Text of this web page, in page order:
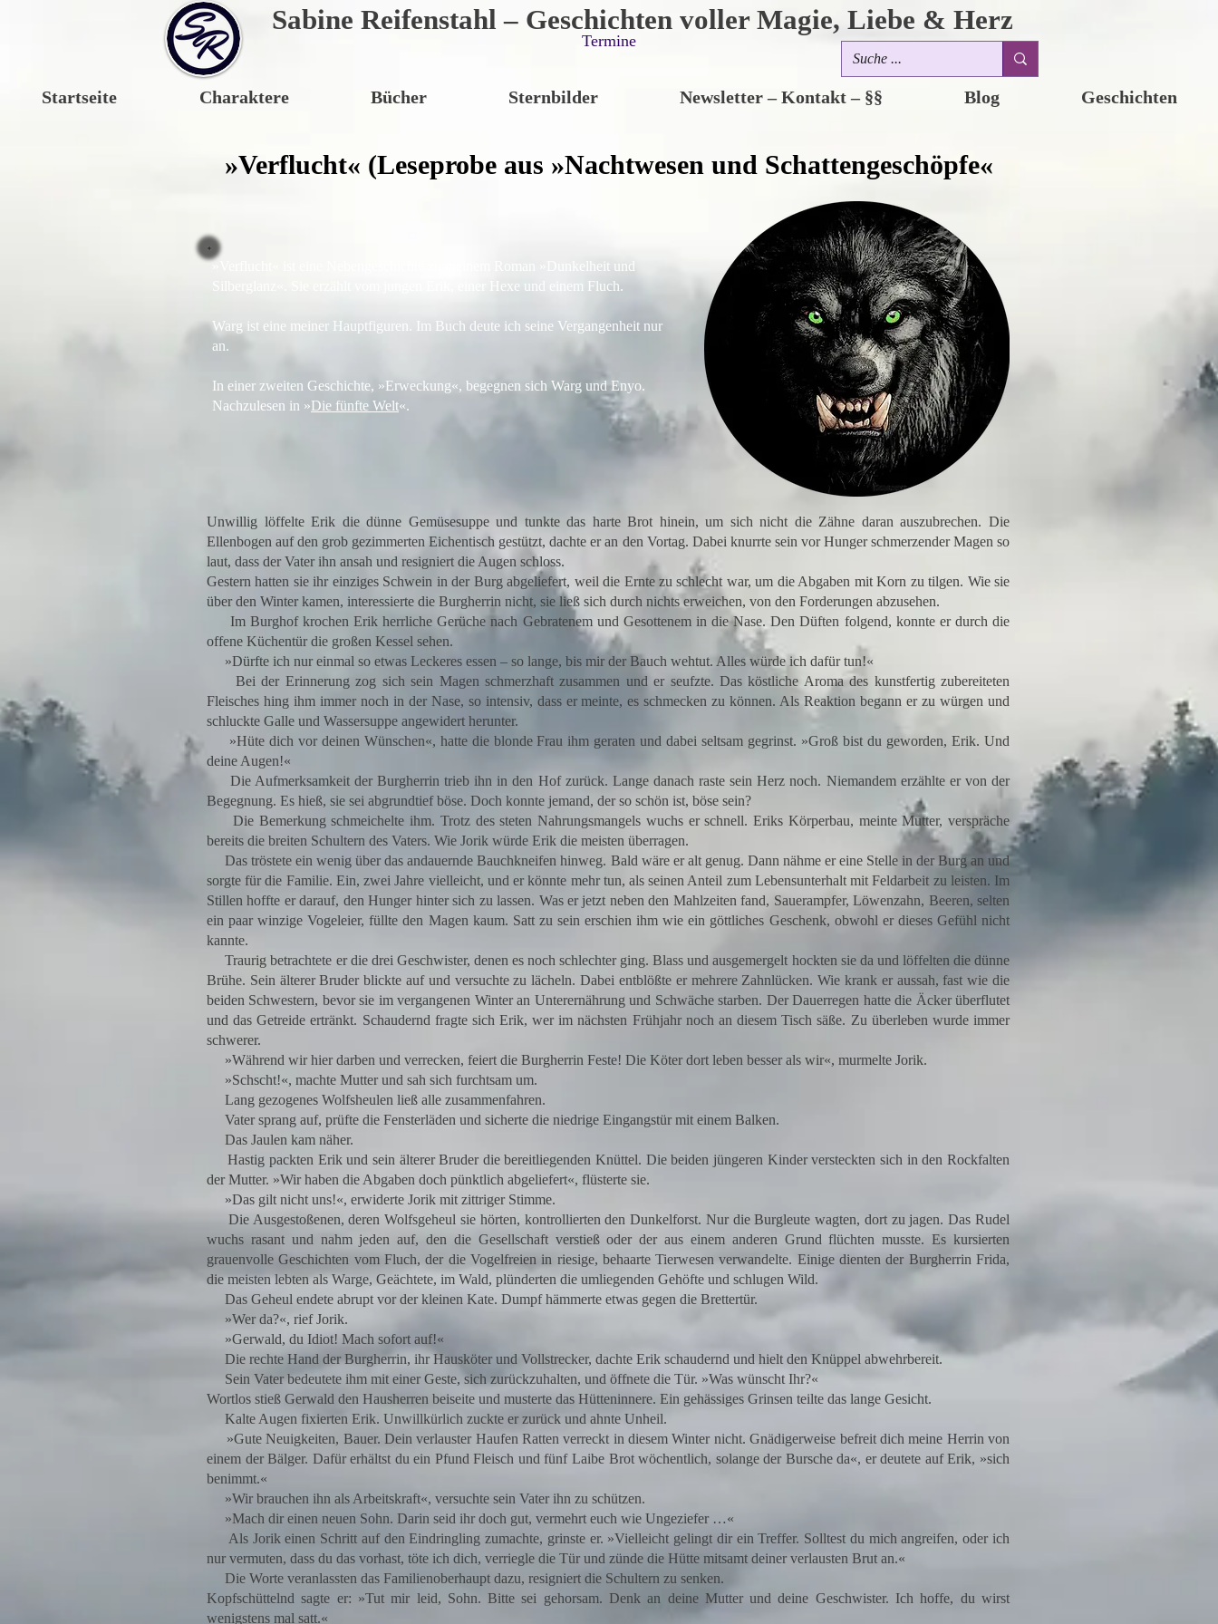
Sabine Reifenstahl – Geschichten voller Magie, Liebe & Herz
Termine
Startseite Charaktere Bücher Sternbilder Newsletter – Kontakt – §§ Blog Geschichten
»Verflucht« (Leseprobe aus »Nachtwesen und Schattengeschöpfe«
»Verflucht« ist eine Nebengeschichte zu meinem Roman »Dunkelheit und
Silberglanz«. Sie erzählt vom jungen Erik, einer Hexe und einem Fluch.
Warg ist eine meiner Hauptfiguren. Im Buch deute ich seine Vergangenheit nur
an.
In einer zweiten Geschichte, »Erweckung«, begegnen sich Warg und Enyo.
Nachzulesen in »Die fünfte Welt«.
Unwillig löffelte Erik die dünne Gemüsesuppe und tunkte das harte Brot hinein, um sich nicht die Zähne daran auszubrechen. Die
Ellenbogen auf den grob gezimmerten Eichentisch gestützt, dachte er an den Vortag. Dabei knurrte sein vor Hunger schmerzender Magen so
laut, dass der Vater ihn ansah und resigniert die Augen schloss.
Gestern hatten sie ihr einziges Schwein in der Burg abgeliefert, weil die Ernte zu schlecht war, um die Abgaben mit Korn zu tilgen. Wie sie
über den Winter kamen, interessierte die Burgherrin nicht, sie ließ sich durch nichts erweichen, von den Forderungen abzusehen.
Im Burghof krochen Erik herrliche Gerüche nach Gebratenem und Gesottenem in die Nase. Den Düften folgend, konnte er durch die
offene Küchentür die großen Kessel sehen.
»Dürfte ich nur einmal so etwas Leckeres essen – so lange, bis mir der Bauch wehtut. Alles würde ich dafür tun!«
Bei der Erinnerung zog sich sein Magen schmerzhaft zusammen und er seufzte. Das köstliche Aroma des kunstfertig zubereiteten
Fleisches hing ihm immer noch in der Nase, so intensiv, dass er meinte, es schmecken zu können. Als Reaktion begann er zu würgen und
schluckte Galle und Wassersuppe angewidert herunter.
»Hüte dich vor deinen Wünschen«, hatte die blonde Frau ihm geraten und dabei seltsam gegrinst. »Groß bist du geworden, Erik. Und
deine Augen!«
Die Aufmerksamkeit der Burgherrin trieb ihn in den Hof zurück. Lange danach raste sein Herz noch. Niemandem erzählte er von der
Begegnung. Es hieß, sie sei abgrundtief böse. Doch konnte jemand, der so schön ist, böse sein?
Die Bemerkung schmeichelte ihm. Trotz des steten Nahrungsmangels wuchs er schnell. Eriks Körperbau, meinte Mutter, verspräche
bereits die breiten Schultern des Vaters. Wie Jorik würde Erik die meisten überragen.
Das tröstete ein wenig über das andauernde Bauchkneifen hinweg. Bald wäre er alt genug. Dann nähme er eine Stelle in der Burg an und
sorgte für die Familie. Ein, zwei Jahre vielleicht, und er könnte mehr tun, als seinen Anteil zum Lebensunterhalt mit Feldarbeit zu leisten. Im
Stillen hoffte er darauf, den Hunger hinter sich zu lassen. Was er jetzt neben den Mahlzeiten fand, Sauerampfer, Löwenzahn, Beeren, selten
ein paar winzige Vogeleier, füllte den Magen kaum. Satt zu sein erschien ihm wie ein göttliches Geschenk, obwohl er dieses Gefühl nicht
kannte.
Traurig betrachtete er die drei Geschwister, denen es noch schlechter ging. Blass und ausgemergelt hockten sie da und löffelten die dünne
Brühe. Sein älterer Bruder blickte auf und versuchte zu lächeln. Dabei entblößte er mehrere Zahnlücken. Wie krank er aussah, fast wie die
beiden Schwestern, bevor sie im vergangenen Winter an Unterernährung und Schwäche starben. Der Dauerregen hatte die Äcker überflutet
und das Getreide ertränkt. Schaudernd fragte sich Erik, wer im nächsten Frühjahr noch an diesem Tisch säße. Zu überleben wurde immer
schwerer.
»Während wir hier darben und verrecken, feiert die Burgherrin Feste! Die Köter dort leben besser als wir«, murmelte Jorik.
»Schscht!«, machte Mutter und sah sich furchtsam um.
Lang gezogenes Wolfsheulen ließ alle zusammenfahren.
Vater sprang auf, prüfte die Fensterläden und sicherte die niedrige Eingangstür mit einem Balken.
Das Jaulen kam näher.
Hastig packten Erik und sein älterer Bruder die bereitliegenden Knüttel. Die beiden jüngeren Kinder versteckten sich in den Rockfalten
der Mutter. »Wir haben die Abgaben doch pünktlich abgeliefert«, flüsterte sie.
»Das gilt nicht uns!«, erwiderte Jorik mit zittriger Stimme.
Die Ausgestoßenen, deren Wolfsgeheul sie hörten, kontrollierten den Dunkelforst. Nur die Burgleute wagten, dort zu jagen. Das Rudel
wuchs rasant und nahm jeden auf, den die Gesellschaft verstieß oder der aus einem anderen Grund flüchten musste. Es kursierten
grauenvolle Geschichten vom Fluch, der die Vogelfreien in riesige, behaarte Tierwesen verwandelte. Einige dienten der Burgherrin Frida,
die meisten lebten als Warge, Geächtete, im Wald, plünderten die umliegenden Gehöfte und schlugen Wild.
Das Geheul endete abrupt vor der kleinen Kate. Dumpf hämmerte etwas gegen die Brettertür.
»Wer da?«, rief Jorik.
»Gerwald, du Idiot! Mach sofort auf!«
Die rechte Hand der Burgherrin, ihr Hausköter und Vollstrecker, dachte Erik schaudernd und hielt den Knüppel abwehrbereit.
Sein Vater bedeutete ihm mit einer Geste, sich zurückzuhalten, und öffnete die Tür. »Was wünscht Ihr?«
Wortlos stieß Gerwald den Hausherren beiseite und musterte das Hütteninnere. Ein gehässiges Grinsen teilte das lange Gesicht.
Kalte Augen fixierten Erik. Unwillkürlich zuckte er zurück und ahnte Unheil.
»Gute Neuigkeiten, Bauer. Dein verlauster Haufen Ratten verreckt in diesem Winter nicht. Gnädigerweise befreit dich meine Herrin von
einem der Bälger. Dafür erhältst du ein Pfund Fleisch und fünf Laibe Brot wöchentlich, solange der Bursche da«, er deutete auf Erik, »sich
benimmt.«
»Wir brauchen ihn als Arbeitskraft«, versuchte sein Vater ihn zu schützen.
»Mach dir einen neuen Sohn. Darin seid ihr doch gut, vermehrt euch wie Ungeziefer …«
Als Jorik einen Schritt auf den Eindringling zumachte, grinste er. »Vielleicht gelingt dir ein Treffer. Solltest du mich angreifen, oder ich
nur vermuten, dass du das vorhast, töte ich dich, verriegle die Tür und zünde die Hütte mitsamt deiner verlausten Brut an.«
Die Worte veranlassten das Familienoberhaupt dazu, resigniert die Schultern zu senken.
Kopfschüttelnd sagte er: »Tut mir leid, Sohn. Bitte sei gehorsam. Denk an deine Mutter und deine Geschwister. Ich hoffe, du wirst
wenigstens mal satt.«